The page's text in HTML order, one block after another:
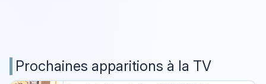
Prochaines apparitions à la TV